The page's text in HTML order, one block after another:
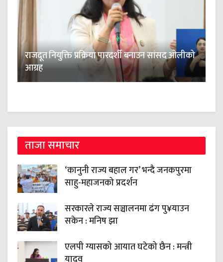
राजदूत नियुक्ति प्रक्रिया पारदर्शी बनाउन सांसद ओलीको
आग्रह
ताजा समाचार
‘कानुनी राज्य बहाल गर’ भन्दै जनकपुरमा
साहु-महाजनको प्रदर्शन
सरकारले राज्य सञ्चालनमा ढंग पु¥याउन
सकेन : मनिष झा
एलपी ग्यासको आयात घटेको छैन : मन्त्री